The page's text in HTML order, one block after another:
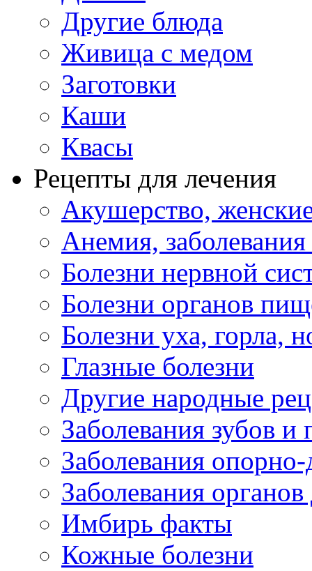
Другие блюда
Живица с медом
Заготовки
Каши
Квасы
Рецепты для лечения
Акушерство,
Анемия, заболевания
Болезни нервной
Болезни органов
Болезни уха, горла,
Глазные болезни
Другие народные
Заболевания зубов и
Заболевания опорно-
Заболевания
Имбирь факты
Кожные болезни